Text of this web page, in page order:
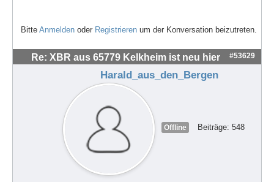
Bitte Anmelden oder Registrieren um der Konversation beizutreten.
Re: XBR aus 65779 Kelkheim ist neu hier #53629
Harald_aus_den_Bergen
Offline Beiträge: 548